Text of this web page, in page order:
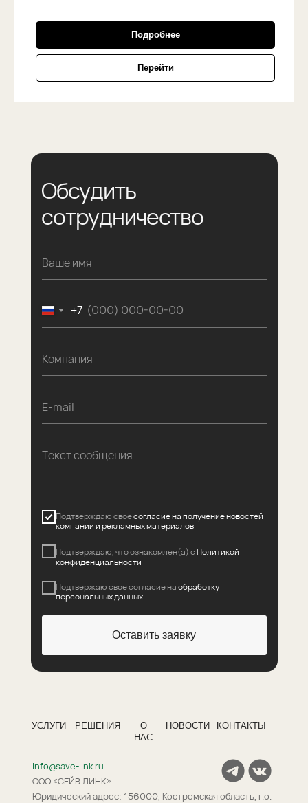
Подробнее
Перейти
Обсудить
сотрудничество
Ваше имя
+7
Компания
E-mail
Текст сообщения
Подтверждаю своесогласие на получение новостей
компании и рекламных материалов
Подтверждаю, что ознакомлен(а) сПолитикой
конфиденциальности
Подтвержаю свое соглаcие наобработку
персональных данных
Оставить заявку
info@save-link.ru
ООО «СЕЙВ ЛИНК»
Юридический адрес: 156000, Костромская область, г.о.
О
НАС
УСЛУГИ РЕШЕНИЯ НОВОСТИ КОНТАКТЫ